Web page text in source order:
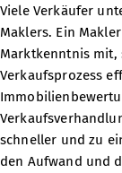
Viele Verkäufer
Maklers. Ein
Marktkenntnis mit,
Verkaufsprozess
schneller und zu
den Aufwand und